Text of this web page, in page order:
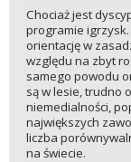
Chociaż jest
programie igrzysk.
orientację w
względu na zbyt
samego powodu
są w lesie, trudno
niemedialności,
największych
liczba
na świecie.